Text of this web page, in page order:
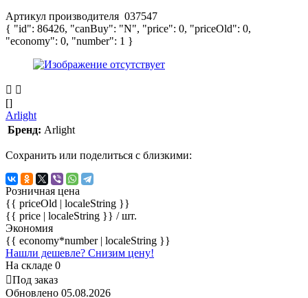
Артикул производителя 037547
{ "id": 86426, "canBuy": "N", "price": 0, "priceOld": 0,
"economy": 0, "number": 1 }
[]
Arlight
Бренд: Arlight
Сохранить или поделиться с близкими:
Розничная цена
{{ priceOld | localeString }}
{{ price | localeString }} / шт.
Экономия
{{ economy*number | localeString }}
Нашли дешевле? Снизим цену!
На складе 0
Под заказ
Обновлено 05.08.2026